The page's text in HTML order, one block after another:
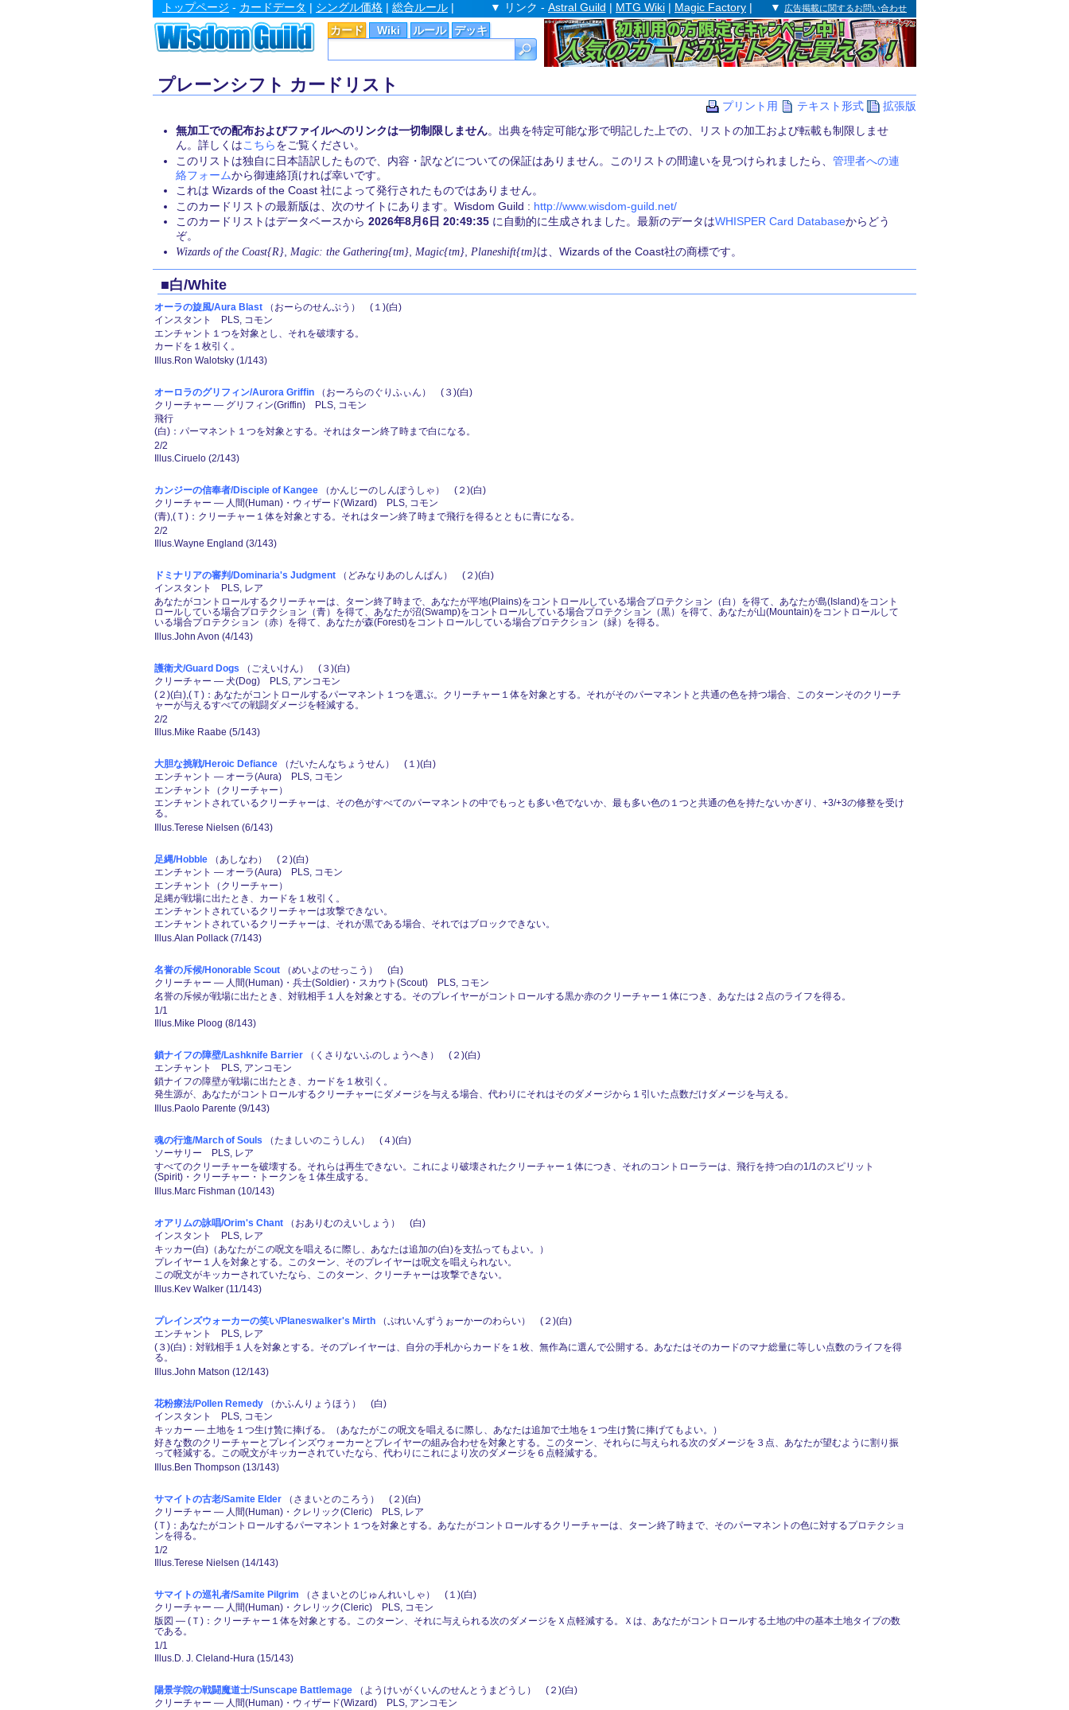
カード Wiki ルール デッキ
トップページ - カードデータ | シングル価格 | 総合ルール | ▼ リンク - Astral Guild | MTG Wiki | Magic Factory | ▼ 広告掲載に関するお問い合わせ
プレーンシフト カードリスト
プリント用 テキスト形式
拡張版
無加工での配布およびファイルへのリンクは一切制限しません。出典を特定可能な形で明記した上での、リストの加工および転載も制限しませ
ん。詳しくはこちらをご覧ください。
このリストは独自に日本語訳したもので、内容・訳などについての保証はありません。このリストの間違いを見つけられましたら、 管理者への連
絡フォームから御連絡頂ければ幸いです。
これは Wizards of the Coast 社によって発行されたものではありません。
このカードリストの最新版は、次のサイトにあります。Wisdom Guild : http://www.wisdom-guild.net/
このカードリストはデータベースから 2026年8月6日 20:49:35に自動的に生成されました。最新のデータはWHISPER Card Databaseからどう
ぞ。
Wizards of the Coast{R}, Magic: the Gathering{tm}, Magic{tm}, Planeshift{tm}は、Wizards of the Coast社の商標です。
■白/White
オーラの旋風/Aura Blast （おーらのせんぷう） (１)(白)
インスタント PLS, コモン
エンチャント１つを対象とし、それを破壊する。
カードを１枚引く。
Illus.Ron Walotsky (1/143)
オーロラのグリフィン/Aurora Griffin （おーろらのぐりふぃん） (３)(白)
クリーチャー ― グリフィン(Griffin) PLS, コモン
飛行
(白)：パーマネント１つを対象とする。それはターン終了時まで白になる。
2/2
Illus.Ciruelo (2/143)
カンジーの信奉者/Disciple of Kangee （かんじーのしんぽうしゃ） (２)(白)
クリーチャー ― 人間(Human)・ウィザード(Wizard) PLS, コモン
(青),(Ｔ)：クリーチャー１体を対象とする。それはターン終了時まで飛行を得るとともに青になる。
2/2
Illus.Wayne England (3/143)
ドミナリアの審判/Dominaria's Judgment （どみなりあのしんぱん） (２)(白)
インスタント PLS, レア
あなたがコントロールするクリーチャーは、ターン終了時まで、あなたが平地(Plains)をコントロールしている場合プロテクション（白）を得て、あなたが島(Island)をコント
ロールしている場合プロテクション（青）を得て、あなたが沼(Swamp)をコントロールしている場合プロテクション（黒）を得て、あなたが山(Mountain)をコントロールして
いる場合プロテクション（赤）を得て、あなたが森(Forest)をコントロールしている場合プロテクション（緑）を得る。
Illus.John Avon (4/143)
護衛犬/Guard Dogs （ごえいけん） (３)(白)
クリーチャー ― 犬(Dog) PLS, アンコモン
(２)(白),(Ｔ)：あなたがコントロールするパーマネント１つを選ぶ。クリーチャー１体を対象とする。それがそのパーマネントと共通の色を持つ場合、このターンそのクリーチ
ャーが与えるすべての戦闘ダメージを軽減する。
2/2
Illus.Mike Raabe (5/143)
大胆な挑戦/Heroic Defiance （だいたんなちょうせん） (１)(白)
エンチャント ― オーラ(Aura) PLS, コモン
エンチャント（クリーチャー）
エンチャントされているクリーチャーは、その色がすべてのパーマネントの中でもっとも多い色でないか、最も多い色の１つと共通の色を持たないかぎり、+3/+3の修整を受け
る。
Illus.Terese Nielsen (6/143)
足縄/Hobble （あしなわ） (２)(白)
エンチャント ― オーラ(Aura) PLS, コモン
エンチャント（クリーチャー）
足縄が戦場に出たとき、カードを１枚引く。
エンチャントされているクリーチャーは攻撃できない。
エンチャントされているクリーチャーは、それが黒である場合、それではブロックできない。
Illus.Alan Pollack (7/143)
名誉の斥候/Honorable Scout （めいよのせっこう） (白)
クリーチャー ― 人間(Human)・兵士(Soldier)・スカウト(Scout) PLS, コモン
名誉の斥候が戦場に出たとき、対戦相手１人を対象とする。そのプレイヤーがコントロールする黒か赤のクリーチャー１体につき、あなたは２点のライフを得る。
1/1
Illus.Mike Ploog (8/143)
鎖ナイフの障壁/Lashknife Barrier （くさりないふのしょうへき） (２)(白)
エンチャント PLS, アンコモン
鎖ナイフの障壁が戦場に出たとき、カードを１枚引く。
発生源が、あなたがコントロールするクリーチャーにダメージを与える場合、代わりにそれはそのダメージから１引いた点数だけダメージを与える。
Illus.Paolo Parente (9/143)
魂の行進/March of Souls （たましいのこうしん） (４)(白)
ソーサリー PLS, レア
すべてのクリーチャーを破壊する。それらは再生できない。これにより破壊されたクリーチャー１体につき、それのコントローラーは、飛行を持つ白の1/1のスピリット
(Spirit)・クリーチャー・トークンを１体生成する。
Illus.Marc Fishman (10/143)
オアリムの詠唱/Orim's Chant （おありむのえいしょう） (白)
インスタント PLS, レア
キッカー(白)（あなたがこの呪文を唱えるに際し、あなたは追加の(白)を支払ってもよい。）
プレイヤー１人を対象とする。このターン、そのプレイヤーは呪文を唱えられない。
この呪文がキッカーされていたなら、このターン、クリーチャーは攻撃できない。
Illus.Kev Walker (11/143)
プレインズウォーカーの笑い/Planeswalker's Mirth （ぷれいんずうぉーかーのわらい） (２)(白)
エンチャント PLS, レア
(３)(白)：対戦相手１人を対象とする。そのプレイヤーは、自分の手札からカードを１枚、無作為に選んで公開する。あなたはそのカードのマナ総量に等しい点数のライフを得
る。
Illus.John Matson (12/143)
花粉療法/Pollen Remedy （かふんりょうほう） (白)
インスタント PLS, コモン
キッカー ― 土地を１つ生け贄に捧げる。（あなたがこの呪文を唱えるに際し、あなたは追加で土地を１つ生け贄に捧げてもよい。）
好きな数のクリーチャーとプレインズウォーカーとプレイヤーの組み合わせを対象とする。このターン、それらに与えられる次のダメージを３点、あなたが望むように割り振
って軽減する。この呪文がキッカーされていたなら、代わりにこれにより次のダメージを６点軽減する。
Illus.Ben Thompson (13/143)
サマイトの古老/Samite Elder （さまいとのころう） (２)(白)
クリーチャー ― 人間(Human)・クレリック(Cleric) PLS, レア
(Ｔ)：あなたがコントロールするパーマネント１つを対象とする。あなたがコントロールするクリーチャーは、ターン終了時まで、そのパーマネントの色に対するプロテクショ
ンを得る。
1/2
Illus.Terese Nielsen (14/143)
サマイトの巡礼者/Samite Pilgrim （さまいとのじゅんれいしゃ） (１)(白)
クリーチャー ― 人間(Human)・クレリック(Cleric) PLS, コモン
版図 ― (Ｔ)：クリーチャー１体を対象とする。このターン、それに与えられる次のダメージをＸ点軽減する。Ｘは、あなたがコントロールする土地の中の基本土地タイプの数
である。
1/1
Illus.D. J. Cleland-Hura (15/143)
陽景学院の戦闘魔道士/Sunscape Battlemage （ようけいがくいんのせんとうまどうし） (２)(白)
クリーチャー ― 人間(Human)・ウィザード(Wizard) PLS, アンコモン